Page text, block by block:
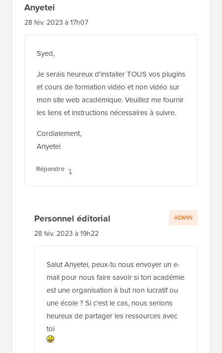
Anyetei
28 fév. 2023 à 17h07
Syed,
Je serais heureux d'installer TOUS vos plugins
et cours de formation vidéo et non vidéo sur
mon site web académique. Veuillez me fournir
les liens et instructions nécessaires à suivre.
Cordialement,
Anyetei
Répondre
Personnel éditorial
28 fév. 2023 à 19h22
Salut Anyetei, peux-tu nous envoyer un e-
mail pour nous faire savoir si ton académie
est une organisation à but non lucratif ou
une école ? Si c'est le cas, nous serions
heureux de partager les ressources avec
toi
ADMIN